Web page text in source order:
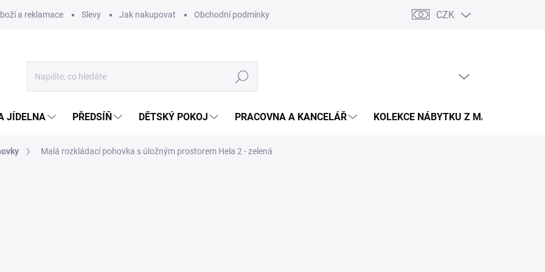
a reklamace Slevy Jak nakupovat Obchodní podmínky Podmínky ochrany osobních údajů Pojištění zásilky
CZK
Hledat
JÍDELNA PŘEDSÍŇ DĚTSKÝ POKOJ PRACOVNA A KANCELÁŘ KOLEKCE NÁBYTKU Z MASIVU
Malá rozkládací pohovka s úložným prostorem Hela 2 - zelená